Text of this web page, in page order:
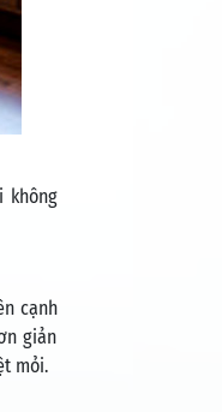
không
cạnh
giản
mỏi.